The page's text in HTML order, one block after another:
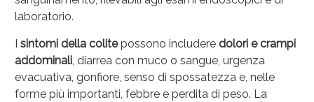
laboratorio.
sintomi della colitepossono includere dolori e crampi
addominali, diarrea con muco o sangue, urgenza
evacuativa, gonfiore, senso di spossatezza e, nelle
forme più importanti, febbre e perdita di peso. La